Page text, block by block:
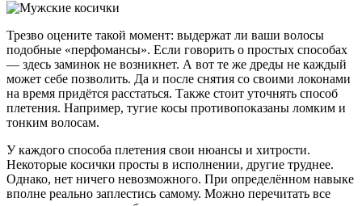
Трезво оцените такой момент: выдержат ли ваши волосы
подобные «перфомансы». Если говорить о простых способах
— здесь заминок не возникнет. А вот те же дреды не каждый
может себе позволить. Да и после снятия со своими локонами
на время придётся расстаться. Также стоит уточнять способ
плетения. Например, тугие косы противопоказаны ломким и
тонким волосам.
У каждого способа плетения свои нюансы и хитрости.
Некоторые косички просты в исполнении, другие труднее.
Однако, нет ничего невозможного. При определённом навыке
вполне реально заплестись самому. Можно перечитать все